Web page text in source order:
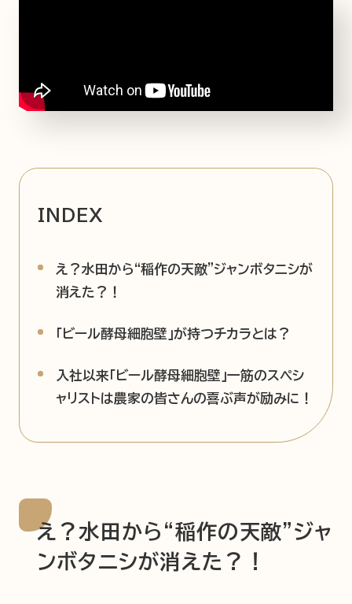
企業情報
INDEX
え？水田から“稲作の天敵”ジャンボタニシが
消えた？！
「ビール酵母細胞壁」が持つチカラとは？
入社以来「ビール酵母細胞壁」一筋のスペシ
ャリストは農家の皆さんの喜ぶ声が励みに！
え？水田から“稲作の天敵”ジャ
ンボタニシが消えた？！